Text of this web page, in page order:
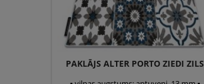
PAKLĀJS ALTER PORTO ZIEDI ZILS